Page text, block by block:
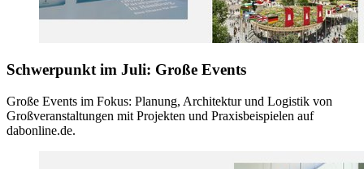
Schwerpunkt im Juli: Große Events
Große Events im Fokus: Planung, Architektur und Logistik von
Großveranstaltungen mit Projekten und Praxisbeispielen auf
dabonline.de.